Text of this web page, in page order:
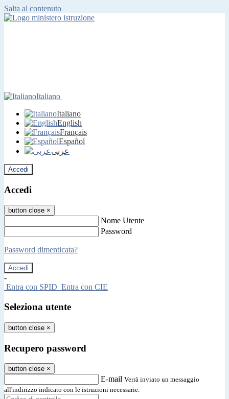
Salta al contenuto
Italiano
Italiano
English
Français
Español
عربى
Accedi
Accedi
button close ×
Nome Utente
Password
Password dimenticata?
-
Entra con SPID Entra con CIE
Seleziona utente
button close ×
Recupero password
button close ×
E-mail Verrà inviato un messaggio
all'indirizzo indicato con le istruzioni necessarie.